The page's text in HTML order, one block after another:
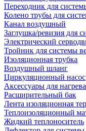
Переходник для
Колено трубы для
Канал воздушный
Заглушка/ревизия для
Электрический
Тройник для системы
Изоляционная трубка
Воздушный шланг
Циркуляционный насос
Аксессуары для
Расширительный бак
Лента изоляционная
Теплоизоляционный
Жидкий теплоноситель